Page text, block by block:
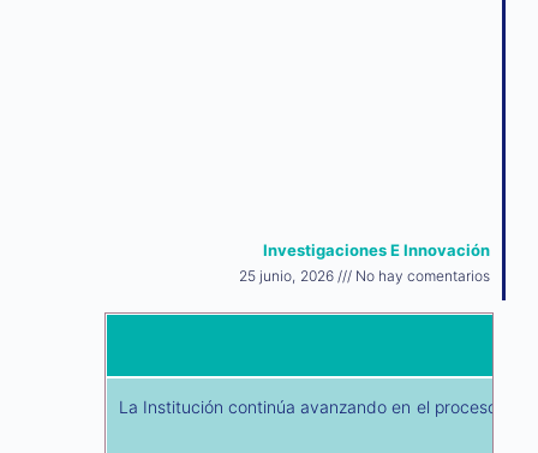
Investigaciones E Innovación
25 junio, 2026 No hay comentarios
La Institución continúa avanzando en el proceso